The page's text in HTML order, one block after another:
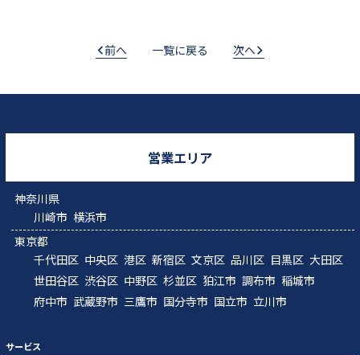
前へ 一覧に戻る 次へ
営業エリア
神奈川県
川崎市 横浜市
東京都
千代田区 中央区 港区 新宿区 文京区 品川区 目黒区 大田区
世田谷区 渋谷区 中野区 杉並区 狛江市 調布市 稲城市
府中市 武蔵野市 三鷹市 国分寺市 国立市 立川市
サービス